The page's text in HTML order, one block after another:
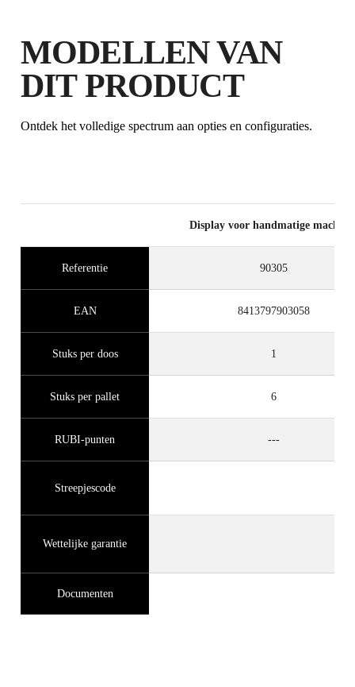
MODELLEN VAN
DIT PRODUCT
Ontdek het volledige spectrum aan opties en configuraties.
Display voor handmatige
Referentie 90305
EAN 8413797903058
Stuks per doos 1
Stuks per pallet 6
RUBI-punten ---
Streepjescode
Wettelijke garantie
Documenten